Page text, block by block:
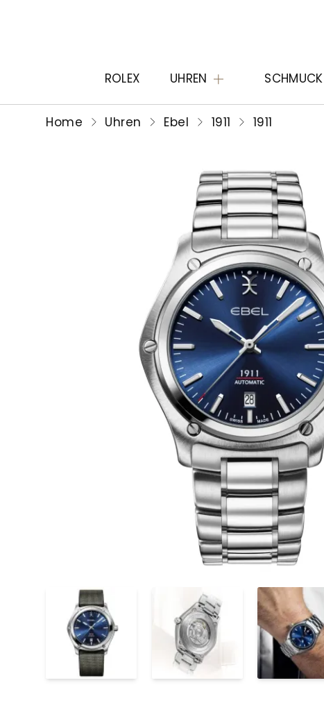
ROLEX UHREN SCHMUCK
Home Uhren Ebel 1911 1911